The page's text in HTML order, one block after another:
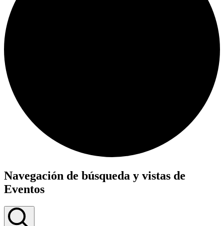
Navegación de búsqueda y vistas de
Eventos